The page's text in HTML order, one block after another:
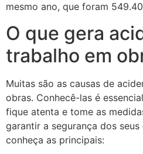
mesmo ano, que foram
O que gera
trabalho em
Muitas são as causas de
obras. Conhecê-las é
fique atenta e tome as
garantir a segurança dos
conheça as principais: